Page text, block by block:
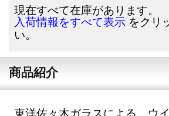
現在すべて在庫があります。
入荷情報をすべて表示 をクリ
い。
商品紹介
東洋佐々木ガラスによる、ウ